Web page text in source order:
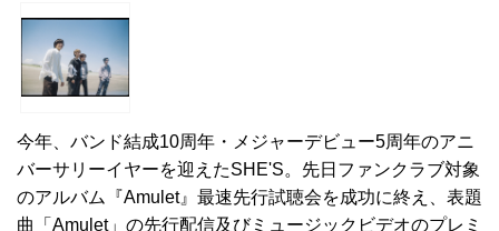
今年、バンド結成10周年・メジャーデビュー5周年のアニ
バーサリーイヤーを迎えたSHE'S。先日ファンクラブ対象
のアルバム『Amulet』最速先行試聴会を成功に終え、表題
曲「Amulet」の先行配信及びミュージックビデオのプレミ